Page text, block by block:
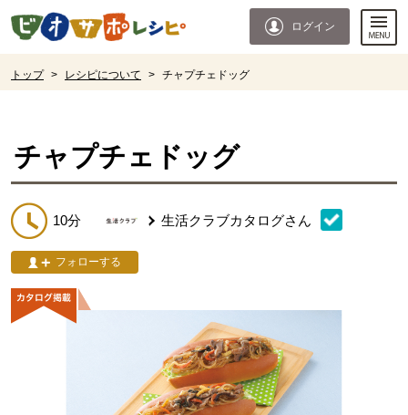
ページの先頭です。
ログイン
トップ > レシピについて > チャプチェドッグ
チャプチェドッグ
10分 生活クラブカタログさん
フォローする